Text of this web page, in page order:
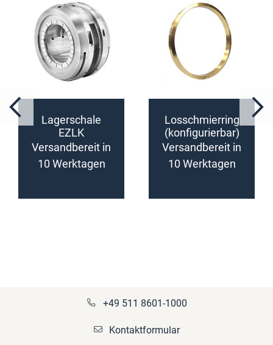
Lagerschale
EZLK
(konfigurierbar)
Versandbereit in
10 Werktagen
Losschmierring
(konfigurierbar)
Versandbereit in
10 Werktagen
+49 511 8601-1000
Kontaktformular